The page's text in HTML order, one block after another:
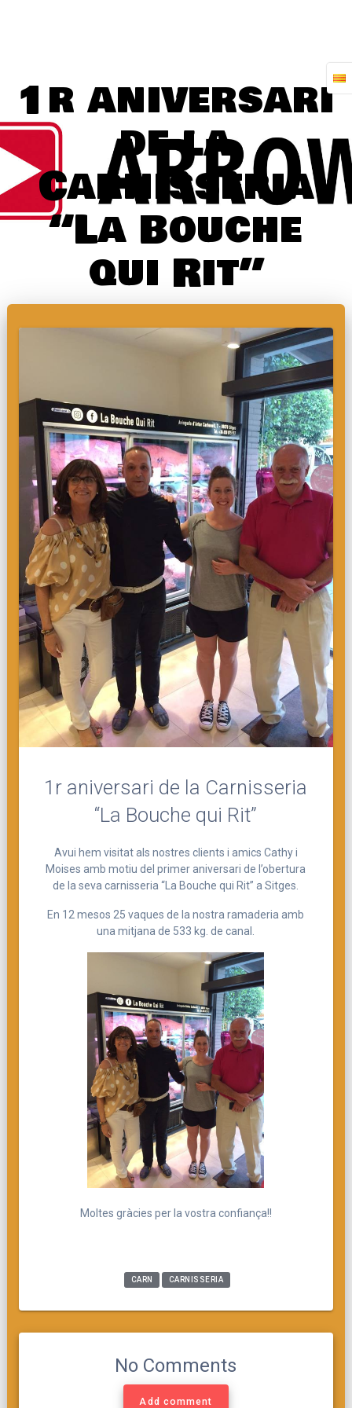
1r aniversari
de la
Carnisseria
“La Bouche
qui Rit”
1r aniversari de la Carnisseria
“La Bouche qui Rit”
Avui hem visitat als nostres clients i amics Cathy i
Moises amb motiu del primer aniversari de l’obertura
de la seva carnisseria “La Bouche qui Rit” a Sitges.
En 12 mesos 25 vaques de la nostra ramaderia amb
una mitjana de 533 kg. de canal.
Moltes gràcies per la vostra confiança!!
CARN CARNISSERIA
No Comments
Add comment